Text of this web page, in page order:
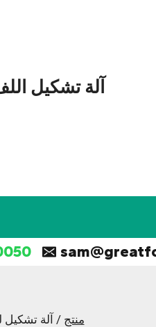
منتج / آلة تشكيل